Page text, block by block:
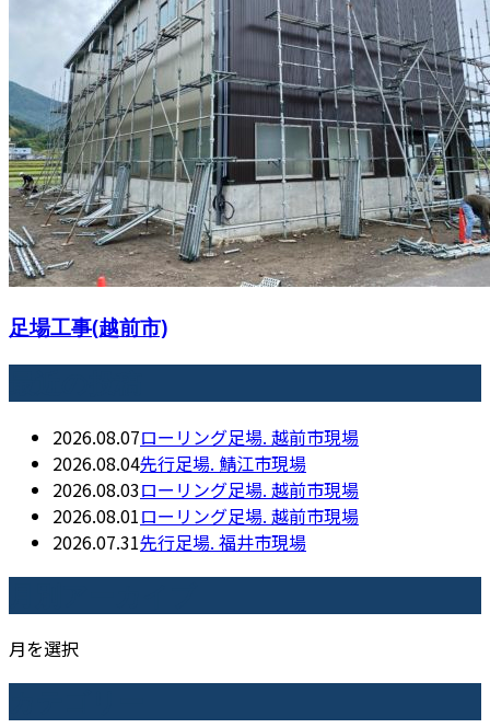
足場工事(越前市)
2026.08.07ローリング足場. 越前市現場
2026.08.04先行足場. 鯖江市現場
2026.08.03ローリング足場. 越前市現場
2026.08.01ローリング足場. 越前市現場
2026.07.31先行足場. 福井市現場
月を選択